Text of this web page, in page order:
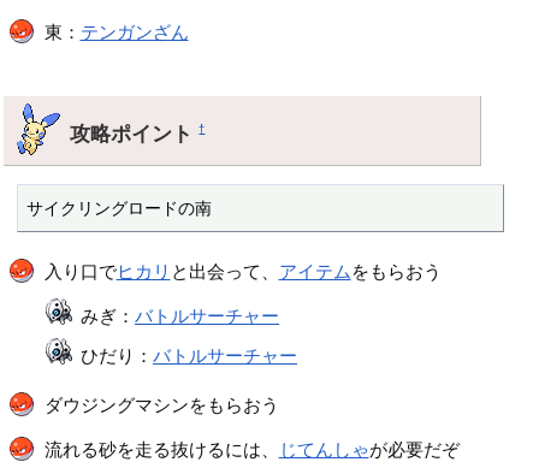
東： テンガンざん
攻略ポイント†
サイクリングロードの南
入り口でヒカリ と出会って、 アイテム をもらおう
みぎ：バトルサーチャー
ひだり：バトルサーチャー
ダウジングマシンをもらおう
流れる砂を走る抜けるには、 じてんしゃが必要だぞ